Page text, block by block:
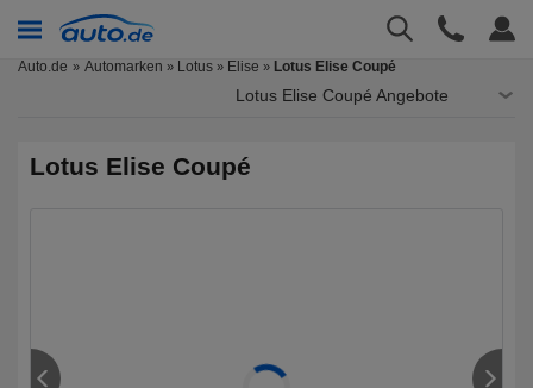
Auto.de Automarken » Lotus » Elise » Lotus Elise Coupé
Lotus Elise Coupé Angebote
Lotus Elise Coupé